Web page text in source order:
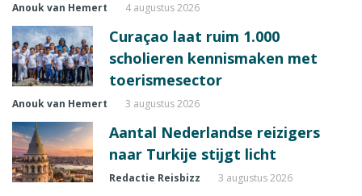
Anouk van Hemert 4 augustus 2026
Curaçao laat ruim 1.000
scholieren kennismaken met
toerismesector
Anouk van Hemert 3 augustus 2026
Aantal Nederlandse reizigers
naar Turkije stijgt licht
Redactie Reisbizz 3 augustus 2026